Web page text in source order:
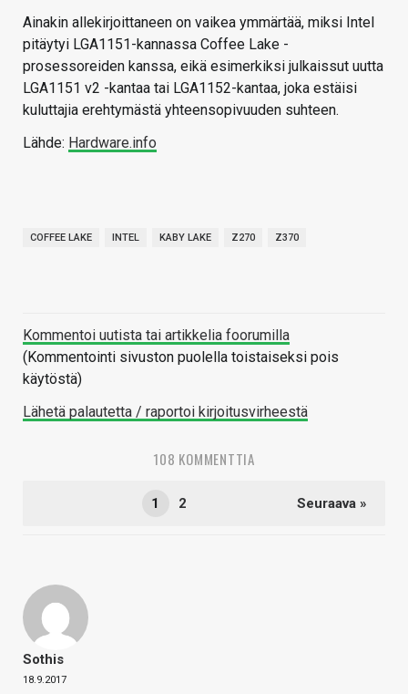
Ainakin allekirjoittaneen on vaikea ymmärtää, miksi Intel
pitäytyi LGA1151-kannassa Coffee Lake -
prosessoreiden kanssa, eikä esimerkiksi julkaissut uutta
LGA1151 v2 -kantaa tai LGA1152-kantaa, joka estäisi
kuluttajia erehtymästä yhteensopivuuden suhteen.
Lähde: Hardware.info
COFFEE LAKE INTEL KABY LAKE Z270 Z370
Kommentoi uutista tai artikkelia foorumilla
(Kommentointi sivuston puolella toistaiseksi pois
käytöstä)
Lähetä palautetta / raportoi kirjoitusvirheestä
108 KOMMENTTIA
1 2 Seuraava »
Sothis
18.9.2017